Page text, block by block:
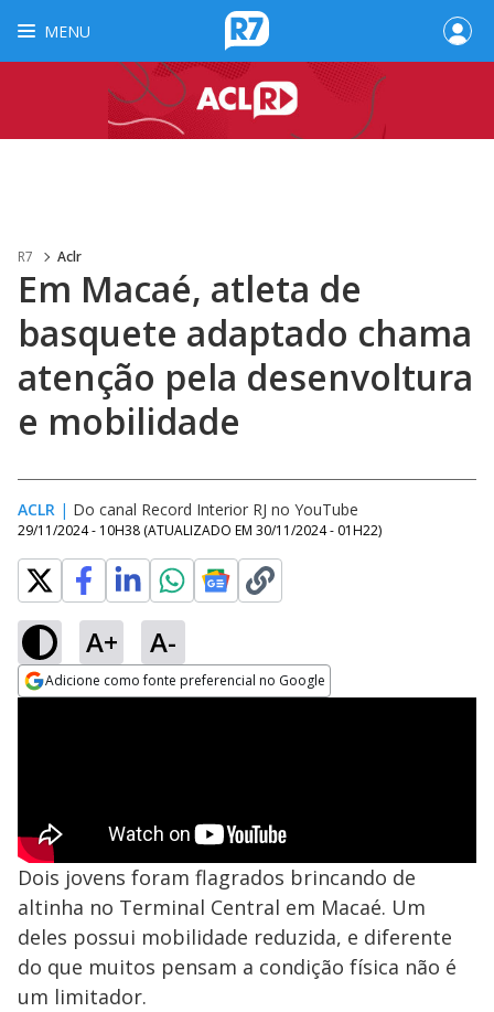
MENU
R7 Aclr
Em Macaé, atleta de
basquete adaptado chama
atenção pela desenvoltura
e mobilidade
ACLR | Do canal Record Interior RJ no YouTube
29/11/2024 - 10H38 (ATUALIZADO EM 30/11/2024 - 01H22)
A+ A-
Adicione como fonte preferencial no Google
Dois jovens foram flagrados brincando de
altinha no Terminal Central em Macaé. Um
deles possui mobilidade reduzida, e diferente
do que muitos pensam a condição física não é
um limitador.